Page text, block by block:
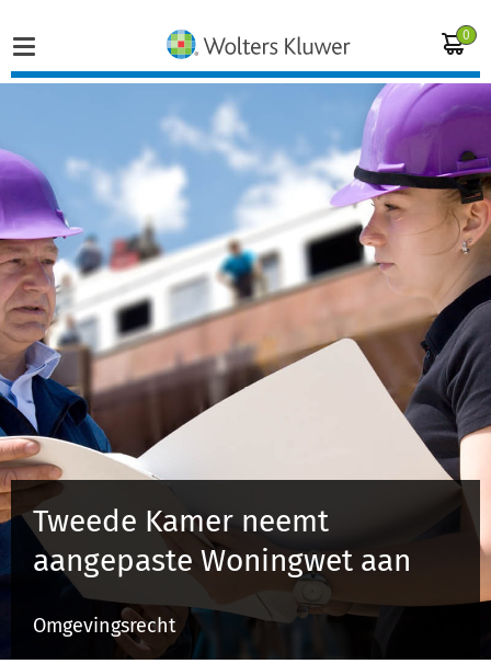
0
Home
Vakgebieden
Actueel
Producten
Opleidingen
Juridisch advies
Inloggen
Registreren
Tweede Kamer neemt
aangepaste Woningwet aan
Omgevingsrecht